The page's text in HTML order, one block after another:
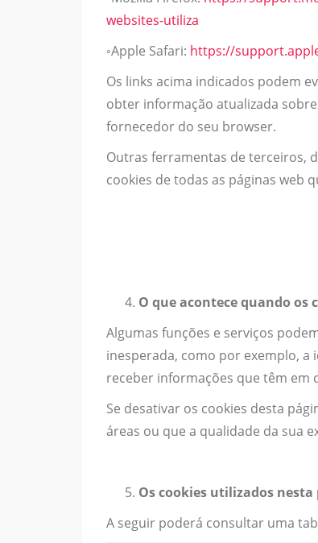
websites-utiliza
◦Apple Safari: https://
Os links acima indicados podem
obter informação atualizada
fornecedor do seu browser.
Outras ferramentas de terceiros,
cookies de todas as páginas web
O que acontece quando os
Algumas funções e serviços
inesperada, como por exemplo,
receber informações que têm em
Se desativar os cookies desta
áreas ou que a qualidade da sua
Os cookies utilizados nesta
A seguir poderá consultar uma